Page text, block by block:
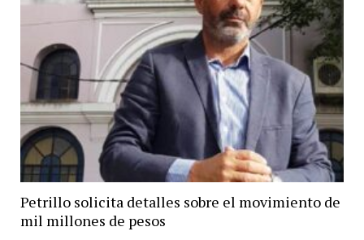
Petrillo solicita detalles sobre el movimiento de
mil millones de pesos